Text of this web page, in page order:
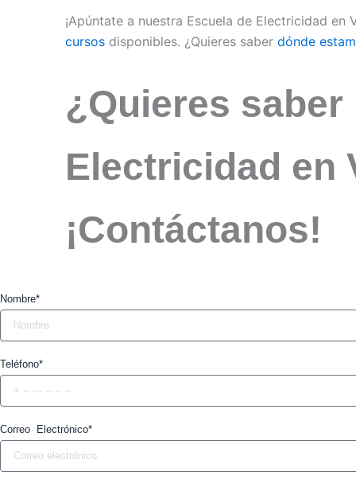
¡Apúntate a nuestra Escuela de Electricidad
cursos disponibles. ¿Quieres saber dónde
¿Quieres
Electricidad en
¡Contáctanos!
Nombre*
Teléfono*
Correo Electrónico*